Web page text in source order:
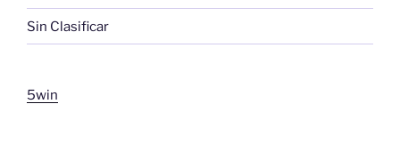
Sin Clasificar
5win